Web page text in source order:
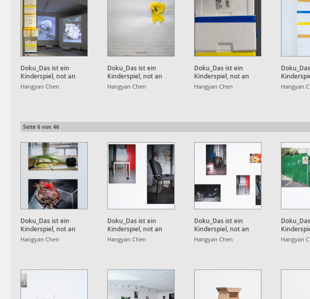
Doku_Das ist ein
Kinderspiel, not an
Apple, 也就⼋年
Hangyan Chen
Doku_Das ist ein
Kinderspiel, not an
Apple, 也就⼋年
Hangyan Chen
Doku_Das ist ein
Kinderspiel, not an
Apple, 也就⼋年
Hangyan Chen
Apple, 也
Hangyan
Seite 6 von 46
Doku_Das ist ein
Kinderspiel, not an
Apple, 也就⼋年
Hangyan Chen
Doku_Das ist ein
Kinderspiel, not an
Apple, 也就⼋年
Hangyan Chen
Doku_Das ist ein
Kinderspiel, not an
Apple, 也就⼋年
Hangyan Chen
Apple, 也
Hangyan